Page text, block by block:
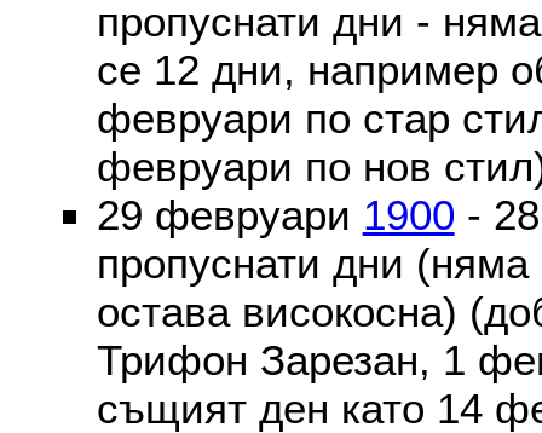
пропуснати дни -
се 12 дни, например
февруари по стар
февруари по нов
29 февруари 1900 -
пропуснати дни
остава високосна)
Трифон Зарезан, 1
същият ден като 14